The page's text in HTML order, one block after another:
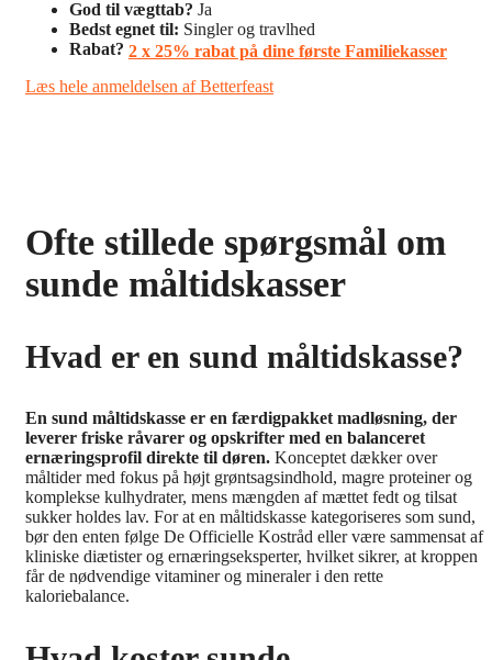
God til vægttab? Ja
Bedst egnet til: Singler og travlhed
Rabat? 2 x 25% rabat på dine første Familiekasser
Læs hele anmeldelsen af Betterfeast
Ofte stillede spørgsmål om
sunde måltidskasser
Hvad er en sund måltidskasse?
En sund måltidskasse er en færdigpakket madløsning, der
leverer friske råvarer og opskrifter med en balanceret
ernæringsprofil direkte til døren. Konceptet dækker over
måltider med fokus på højt grøntsagsindhold, magre proteiner og
komplekse kulhydrater, mens mængden af mættet fedt og tilsat
sukker holdes lav. For at en måltidskasse kategoriseres som sund,
bør den enten følge De Officielle Kostråd eller være sammensat af
kliniske diætister og ernæringseksperter, hvilket sikrer, at kroppen
får de nødvendige vitaminer og mineraler i den rette
kaloriebalance.